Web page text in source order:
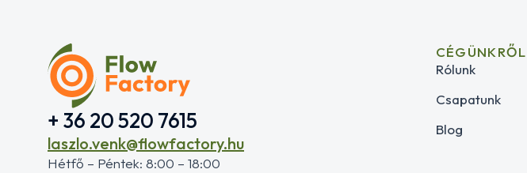
+ 36 20 520 7615
laszlo.venk@flowfactory.hu
Hétfő – Péntek: 8:00 – 18:00
CÉGÜNKRŐL
Rólunk
Csapatunk
Blog